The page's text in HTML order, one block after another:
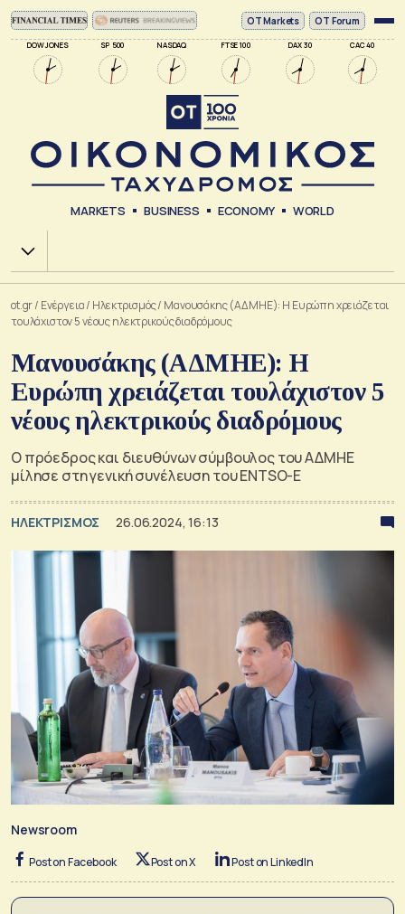
DOW JONES SP 500 NASDAQ FTSE 100 DAX 30 CAC 40
ΟΤ Markets OT Forum
MARKETS BUSINESS ECONOMY WORLD
Χ.Α.
ot.gr/ Ενέργεια/ Ηλεκτρισμός/ Μανουσάκης (ΑΔΜΗΕ): Η Ευρώπη χρειάζεται
τουλάχιστον 5 νέους ηλεκτρικούς διαδρόμους
Μανουσάκης (ΑΔΜΗΕ): Η
Ευρώπη χρειάζεται τουλάχιστον 5
νέους ηλεκτρικούς διαδρόμους
Ο πρόεδρος και διευθύνων σύμβουλος του ΑΔΜΗΕ
μίλησε στη γενική συνέλευση του ENTSO-E
ΗΛΕΚΤΡΙΣΜΟΣ 26.06.2024, 16:13
Newsroom
Post on Facebook Post on X Post on LinkedIn